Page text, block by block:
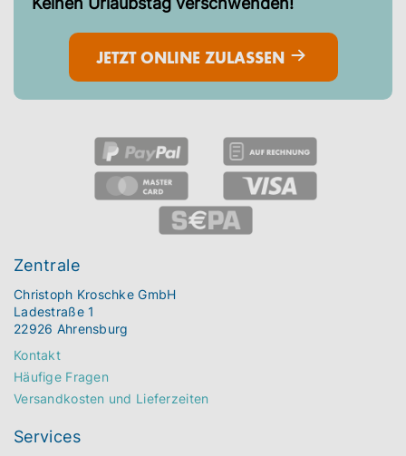
JETZT ONLINE ZULASSEN
Zentrale
Christoph Kroschke GmbH
Ladestraße 1
22926 Ahrensburg
Kontakt
Häufige Fragen
Versandkosten und Lieferzeiten
Services